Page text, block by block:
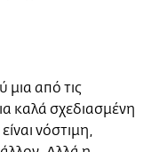
μια από τις
καλά σχεδιασμένη
νόστιμη,